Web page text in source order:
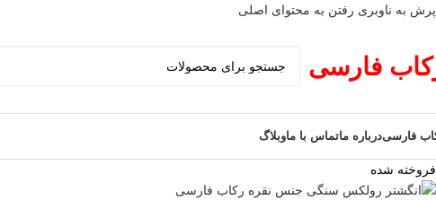
پرش به ناوبری رفتن به محتوای اصلی
فارسی
فارسیدرباره ماتماس با ماوبلاگ
فروخته شده